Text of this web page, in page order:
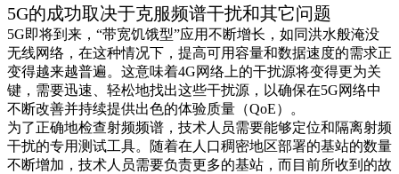
5G的成功取决于克服频谱干扰和其它问题
5G即将到来，“带宽饥饿型”应用不断增长，如同洪水般淹没
无线网络，在这种情况下，提高可用容量和数据速度的需求正
变得越来越普遍。这意味着4G网络上的干扰源将变得更为关
键，需要迅速、轻松地找出这些干扰源，以确保在5G网络中
不断改善并持续提供出色的体验质量（QoE）。
为了正确地检查射频频谱，技术人员需要能够定位和隔离射频
干扰的专用测试工具。随着在人口稠密地区部署的基站的数量
不断增加，技术人员需要负责更多的基站，而目前所收到的故